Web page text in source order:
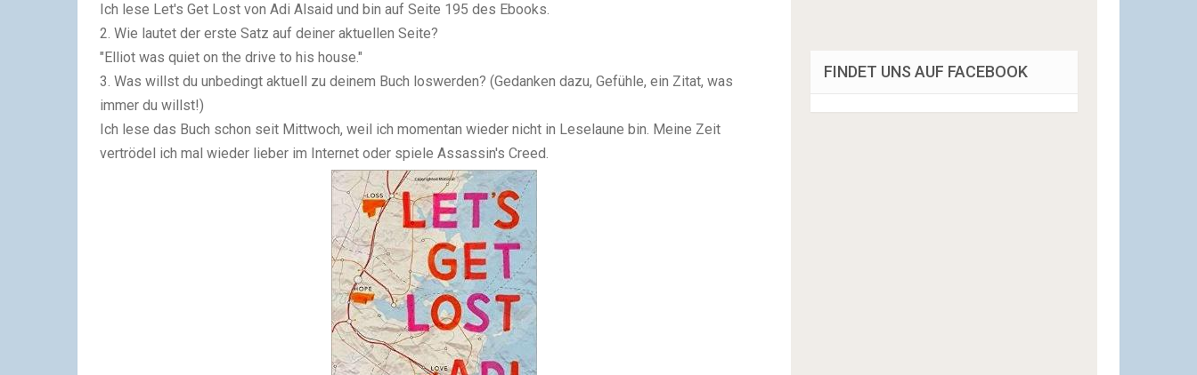
Ich lese Let's Get Lost von Adi Alsaid und bin auf Seite 195 des Ebooks.
2. Wie lautet der erste Satz auf deiner aktuellen Seite?
"Elliot was quiet on the drive to his house."
3. Was willst du unbedingt aktuell zu deinem Buch loswerden? (Gedanken dazu, Gefühle, ein Zitat, was
immer du willst!)
Ich lese das Buch schon seit Mittwoch, weil ich momentan wieder nicht in Leselaune bin. Meine Zeit
vertrödel ich mal wieder lieber im Internet oder spiele Assassin's Creed.
FINDET UNS AUF FACEBOOK